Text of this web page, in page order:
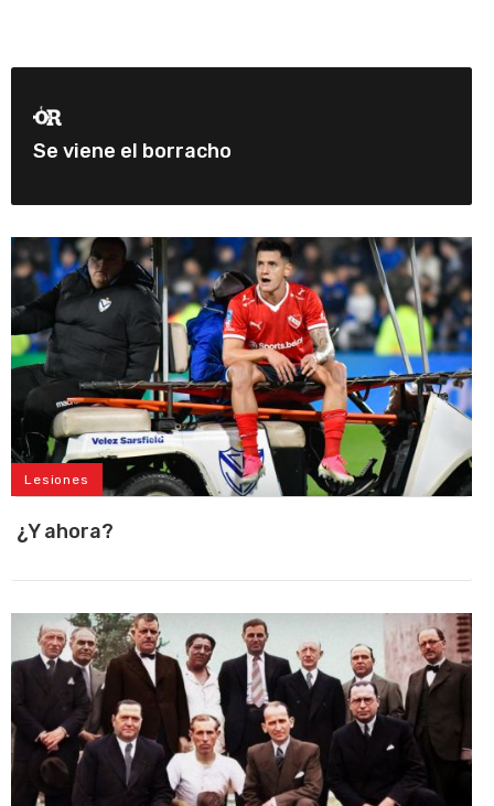
Se viene el borracho
Lesiones
¿Y ahora?